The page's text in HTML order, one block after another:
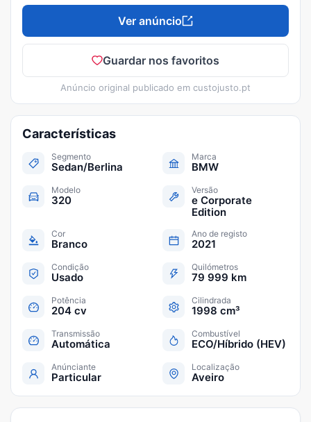
Ver anúncio
Guardar nos favoritos
Anúncio original publicado em custojusto.pt
Características
Segmento
Sedan/Berlina
Marca
BMW
Modelo
320
Versão
e Corporate
Edition
Cor
Branco
Ano de registo
2021
Condição
Usado
Quilómetros
79 999 km
Potência
204 cv
Cilindrada
1998 cm³
Transmissão
Automática
Combustível
ECO/Híbrido (HEV)
Anúnciante
Particular
Localização
Aveiro